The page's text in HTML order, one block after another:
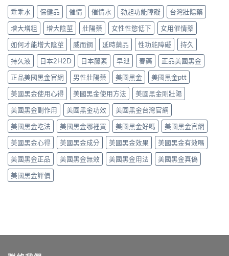
使
用
禁
忌〉
中
時
機
安
心
選
購
重
點〉
中
迷
魂
成
分
真
相
與
安
心
選
購
重
點〉
中
比
價
得：
藥
局
行
情、
印
度
學
名
藥
與
安
心
購
買
管
道〉
中
副
作
用
有
哪
些？
藥
師
解
析
成
分
安
全
性、
正
確
用
法
與
安
乖乖水 保健品 催情 催情水 勃起功能障礙
台灣壯陽藥
增大增粗
增大陰莖 壯陽藥 女性性慾低下
女用催情藥
如何才能增大陰莖
威而鋼 延時藥品 性功能障礙
持久
持久液
日本2H2D 日本藤素 早泄 春藥
正品美國黑金
正品美國黑金官網
男性壯陽藥 美國黑金
美國黑金ptt
美國黑金使用心得
美國黑金使用方法
美國黑金剛壯陽
美國黑金副作用
美國黑金功效
美國黑金台灣官網
美國黑金吃法
美國黑金哪裡買 美國黑金好嗎
美國黑金官網
美國黑金心得
美國黑金成分 美國黑金效果
美國黑金有效嗎
美國黑金正品
美國黑金無效 美國黑金用法
美國黑金真偽
美國黑金評價